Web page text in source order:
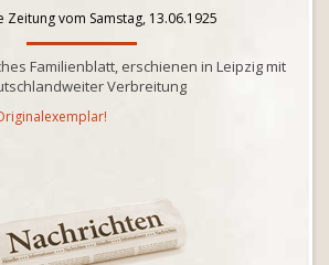
Zeitung vom Samstag, 13.06.1925
Familienblatt, erschienen in Leipzig mit
Verbreitung